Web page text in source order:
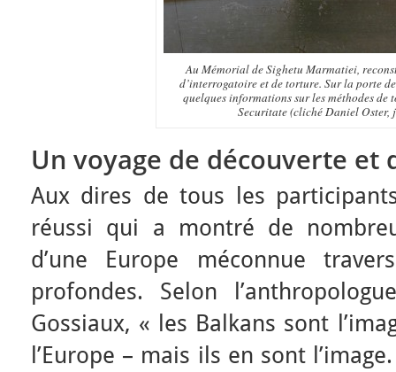
Au Mémorial de Sighetu Marmatiei,
d’interrogatoire et de torture. Sur la porte
quelques informations sur les méthodes de
Securitate (cliché Daniel Oster,
Un voyage de découverte et
Aux dires de tous les
réussi qui a montré de
d’une Europe méconnue
profondes. Selon
Gossiaux, « les Balkans sont
l’Europe – mais ils en sont